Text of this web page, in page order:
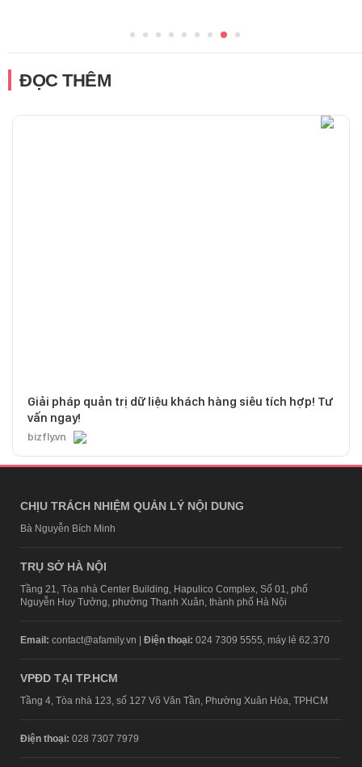
ĐỌC THÊM
Giải pháp quản trị dữ liệu khách hàng siêu tích hợp! Tư
vấn ngay!
bizfly.vn
CHỊU TRÁCH NHIỆM QUẢN LÝ NỘI DUNG
Bà Nguyễn Bích Minh
TRỤ SỞ HÀ NỘI
Tầng 21, Tòa nhà Center Building, Hapulico Complex, Số 01, phố
Nguyễn Huy Tưởng, phường Thanh Xuân, thành phố Hà Nội
Email: contact@afamily.vn | Điện thoại: 024 7309 5555, máy lẻ 62.370
VPĐD TẠI TP.HCM
Tầng 4, Tòa nhà 123, số 127 Võ Văn Tần, Phường Xuân Hòa, TPHCM
Điện thoại: 028 7307 7979